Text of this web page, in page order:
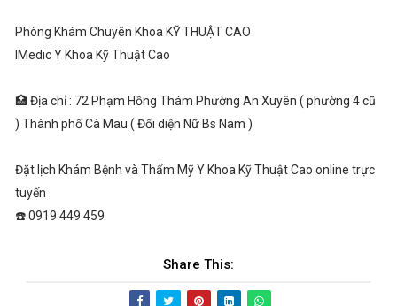
Phòng Khám Chuyên Khoa KỸ THUẬT CAO
IMedic Y Khoa Kỹ Thuật Cao
🏥 Địa chỉ : 72 Phạm Hồng Thám Phường An Xuyên ( phường 4 cũ
) Thành phố Cà Mau ( Đối diện Nữ Bs Nam )
Đặt lịch Khám Bệnh và Thẩm Mỹ Y Khoa Kỹ Thuật Cao online trực
tuyến
☎️ 0919 449 459
Share This: